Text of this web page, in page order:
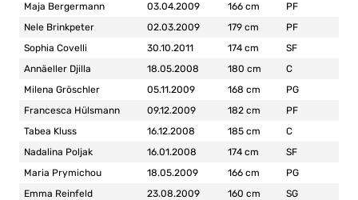
Maja Bergermann
03.04.2009 166 cm
PF
Nele Brinkpeter
02.03.2009 179 cm
PF
Sophia Covelli
30.10.2011 174 cm
SF
Annäeller Djilla
18.05.2008 180 cm
C
Milena Gröschler
05.11.2009 168 cm
PG
Francesca Hülsmann
09.12.2009 182 cm
PF
Tabea Kluss
16.12.2008 185 cm
C
Nadalina Poljak
16.01.2008 174 cm
SF
Maria Prymichou
18.05.2009 166 cm
PG
Emma Reinfeld
23.08.2009 160 cm
SG